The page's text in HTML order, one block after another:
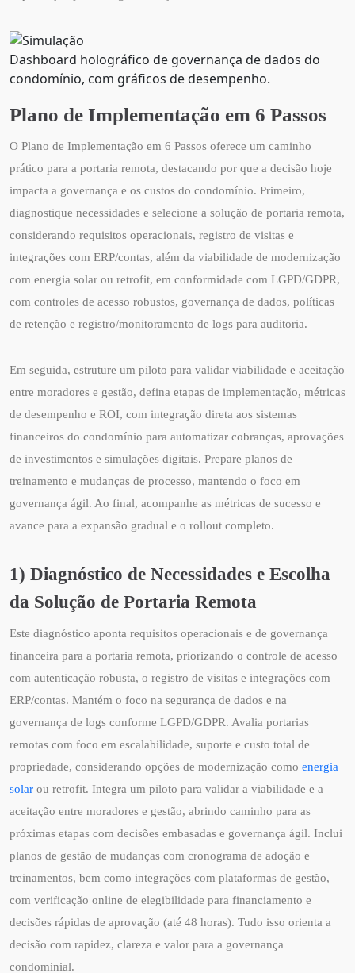
Dashboard holográfico de governança de dados do
condomínio, com gráficos de desempenho.
Plano de Implementação em 6 Passos
O Plano de Implementação em 6 Passos oferece um caminho
prático para a portaria remota, destacando por que a decisão hoje
impacta a governança e os custos do condomínio. Primeiro,
diagnostique necessidades e selecione a solução de portaria remota,
considerando requisitos operacionais, registro de visitas e
integrações com ERP/contas, além da viabilidade de modernização
com energia solar ou retrofit, em conformidade com LGPD/GDPR,
com controles de acesso robustos, governança de dados, políticas
de retenção e registro/monitoramento de logs para auditoria.
Em seguida, estruture um piloto para validar viabilidade e aceitação
entre moradores e gestão, defina etapas de implementação, métricas
de desempenho e ROI, com integração direta aos sistemas
financeiros do condomínio para automatizar cobranças, aprovações
de investimentos e simulações digitais. Prepare planos de
treinamento e mudanças de processo, mantendo o foco em
governança ágil. Ao final, acompanhe as métricas de sucesso e
avance para a expansão gradual e o rollout completo.
1) Diagnóstico de Necessidades e Escolha
da Solução de Portaria Remota
Este diagnóstico aponta requisitos operacionais e de governança
financeira para a portaria remota, priorizando o controle de acesso
com autenticação robusta, o registro de visitas e integrações com
ERP/contas. Mantém o foco na segurança de dados e na
governança de logs conforme LGPD/GDPR. Avalia portarias
remotas com foco em escalabilidade, suporte e custo total de
propriedade, considerando opções de modernização como energia
solar ou retrofit. Integra um piloto para validar a viabilidade e a
aceitação entre moradores e gestão, abrindo caminho para as
próximas etapas com decisões embasadas e governança ágil. Inclui
planos de gestão de mudanças com cronograma de adoção e
treinamentos, bem como integrações com plataformas de gestão,
com verificação online de elegibilidade para financiamento e
decisões rápidas de aprovação (até 48 horas). Tudo isso orienta a
decisão com rapidez, clareza e valor para a governança
condominial.